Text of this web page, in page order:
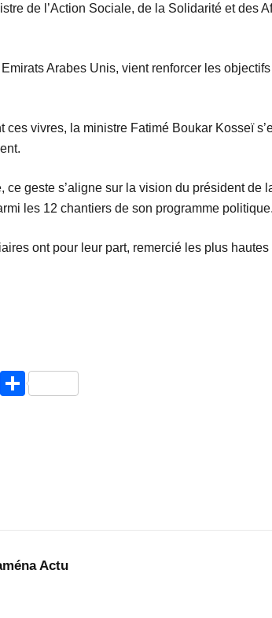
de l’Action Sociale, de la Solidarité et
Arabes Unis, vient renforcer les
ces vivres, la ministre Fatimé Boukar Kosseï
ce geste s’aligne sur la vision du président
les 12 chantiers de son programme
ont pour leur part, remercié les plus
WhatsApp
Partager
Actu